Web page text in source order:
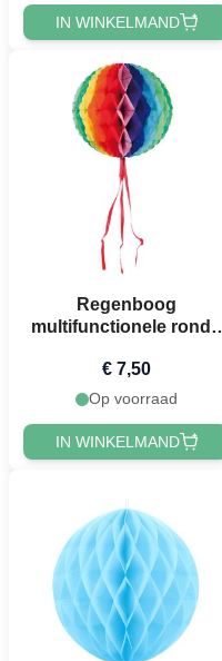
IN WINKELMAND
Regenboog
multifunctionele ronde
€ 7,50
Op voorraad
IN WINKELMAND